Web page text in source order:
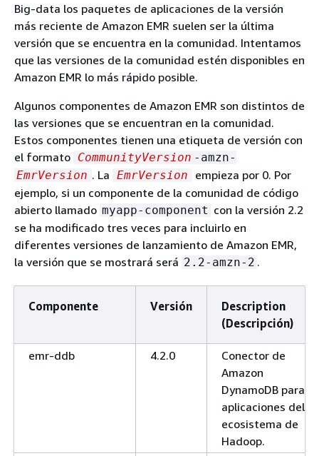
Big-data los paquetes de aplicaciones de la versión
más reciente de Amazon EMR suelen ser la última
versión que se encuentra en la comunidad. Intentamos
que las versiones de la comunidad estén disponibles en
Amazon EMR lo más rápido posible.
Algunos componentes de Amazon EMR son distintos de
las versiones que se encuentran en la comunidad.
Estos componentes tienen una etiqueta de versión con
el formato CommunityVersion -amzn-
EmrVersion . La EmrVersion
empieza por 0. Por
ejemplo, si un componente de la comunidad de código
abierto llamado myapp-component con la versión 2.2
se ha modificado tres veces para incluirlo en
diferentes versiones de lanzamiento de Amazon EMR,
la versión que se mostrará será 2.2-amzn-2 .
Componente Versión
Description
(Descripción)
emr-ddb 4.2.0
Conector de
Amazon
DynamoDB para
aplicaciones del
ecosistema de
Hadoop.